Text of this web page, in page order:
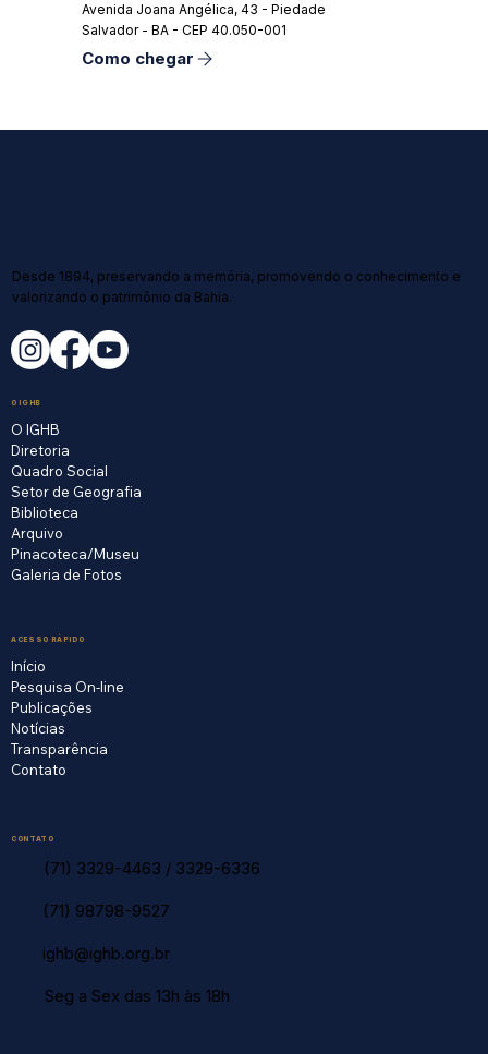
Avenida Joana Angélica, 43 - Piedade
Salvador - BA - CEP 40.050-001
Como chegar
Desde 1894, preservando a memória, promovendo o conhecimento e
valorizando o patrimônio da Bahia.
O IGHB
O IGHB
Diretoria
Quadro Social
Setor de Geografia
Biblioteca
Arquivo
Pinacoteca/Museu
Galeria de Fotos
ACESSO RÁPIDO
Início
Pesquisa On-line
Publicações
Notícias
Transparência
Contato
CONTATO
(71) 3329-4463 / 3329-6336
(71) 98798-9527
ighb@ighb.org.br
Seg a Sex das 13h às 18h